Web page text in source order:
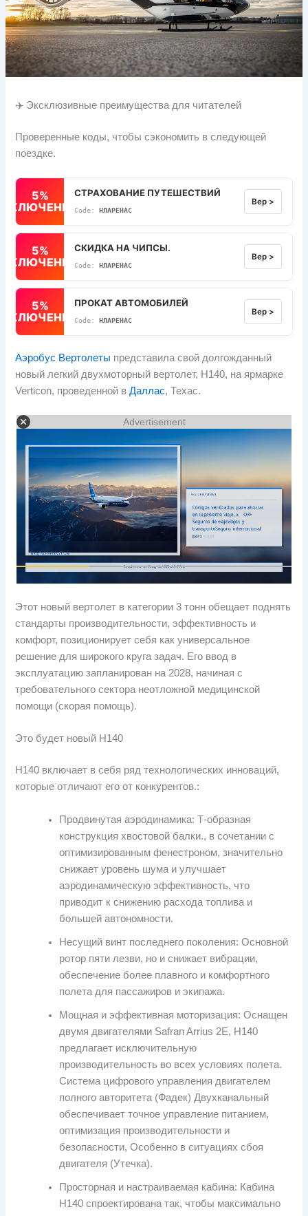
✈️ Эксклюзивные преимущества для читателей
Проверенные коды, чтобы сэкономить в следующей
поездке.
5%
СТРАХОВАНИЕ ПУТЕШЕСТВИЙ
НЛАРЕНАС
Вер >
5%
СКИДКА НА ЧИПСЫ.
НЛАРЕНАС
Вер >
5%
ПРОКАТ АВТОМОБИЛЕЙ
НЛАРЕНАС
Вер >
Аэробус Вертолеты представила свой долгожданный
новый легкий двухмоторный вертолет, H140, на ярмарке
Verticon, проведенной вДаллас, Техас.
Advertisement
Этот новый вертолет в категории 3 тонн обещает поднять
стандарты производительности, эффективность и
комфорт, позиционирует себя как универсальное
решение для широкого круга задач. Его ввод в
эксплуатацию запланирован на 2028, начиная с
требовательного сектора неотложной медицинской
помощи (скорая помощь).
Это будет новый H140
H140 включает в себя ряд технологических инноваций,
которые отличают его от конкурентов.:
Продвинутая аэродинамика: Т-образная
конструкция хвостовой балки., в сочетании с
оптимизированным фенестроном, значительно
снижает уровень шума и улучшает
аэродинамическую эффективность, что
приводит к снижению расхода топлива и
большей автономности.
Несущий винт последнего поколения: Основной
ротор пяти лезви, но и снижает вибрации,
обеспечение более плавного и комфортного
полета для пассажиров и экипажа.
Мощная и эффективная моторизация: Оснащен
двумя двигателями Safran Arrius 2E, H140
предлагает исключительную
производительность во всех условиях полета.
Система цифрового управления двигателем
полного авторитета (Фадек) Двухканальный
обеспечивает точное управление питанием,
оптимизация производительности и
безопасности, Особенно в ситуациях сбоя
двигателя (Утечка).
Просторная и настраиваемая кабина: Кабина
H140 спроектирована так, чтобы максимально